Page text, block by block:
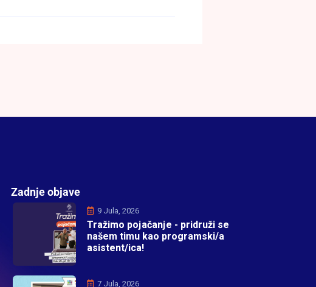
Zadnje objave
9 Jula, 2026
Tražimo pojačanje - pridruži se
našem timu kao programski/a
asistent/ica!
7 Jula, 2026